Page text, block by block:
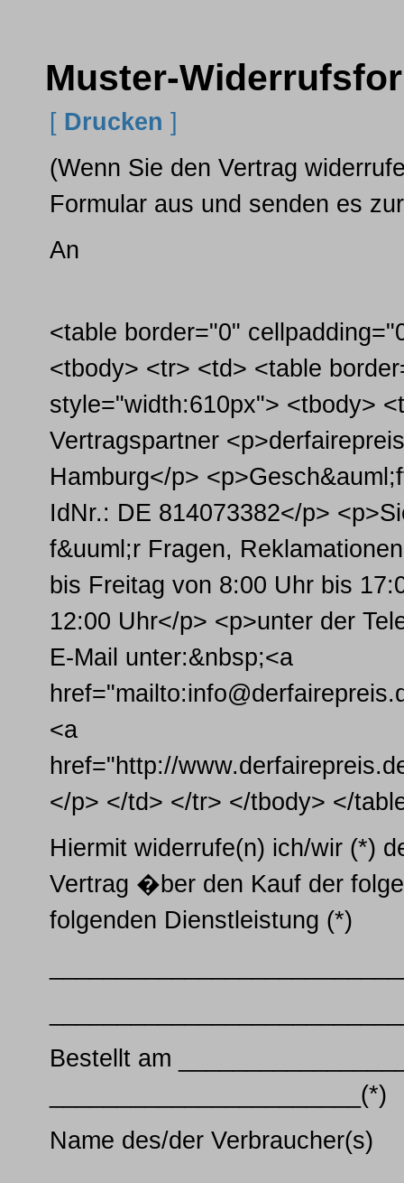
Muster-
[ Drucken ]
(Wenn Sie den Vertrag
Formular aus und senden es
An
<table border="0"
<tbody> <tr> <td> <table
style="width:610px"> <tbody>
Vertragspartner
Hamburg</p>
IdNr.: DE 814073382</p>
f&uuml;r Fragen,
bis Freitag von 8:00 Uhr bis
12:00 Uhr</p> <p>unter der
E-Mail unter:&nbsp;<a
<a
href="http://
</p> </td> </tr> </tbody> </
Hiermit widerrufe(n) ich/wir (*)
Vertrag �ber den Kauf der
folgenden Dienstleistung (*)
Bestellt am
_______________________(*)
Name des/der Verbraucher(s)